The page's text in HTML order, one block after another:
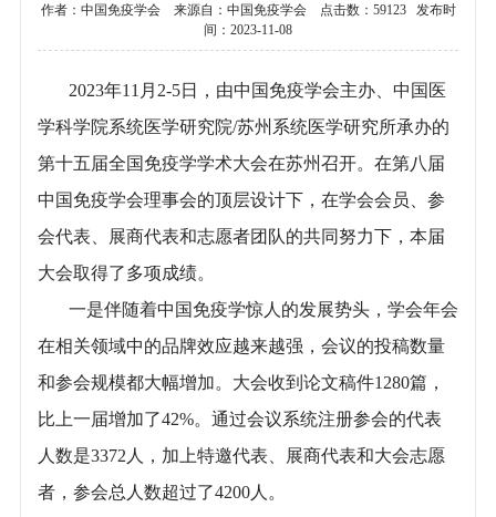
作者：中国免疫学会 来源自：中国免疫学会 点击数：59123 发布时
间：2023-11-08
2023年11月2-5日，由中国免疫学会主办、中国医
学科学院系统医学研究院/苏州系统医学研究所承办的
第十五届全国免疫学学术大会在苏州召开。在第八届
中国免疫学会理事会的顶层设计下，在学会会员、参
会代表、展商代表和志愿者团队的共同努力下，本届
大会取得了多项成绩。
一是伴随着中国免疫学惊人的发展势头，学会年会
在相关领域中的品牌效应越来越强，会议的投稿数量
和参会规模都大幅增加。大会收到论文稿件1280篇，
比上一届增加了42%。通过会议系统注册参会的代表
人数是3372人，加上特邀代表、展商代表和大会志愿
者，参会总人数超过了4200人。